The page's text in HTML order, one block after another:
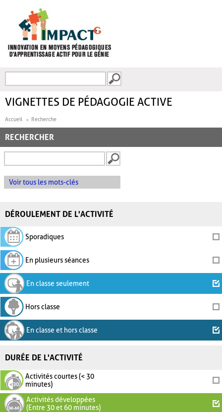
FORMULAIRE DE
VIGNETTES DE PÉDAGOGIE ACTIVE
Accueil Recherche
RECHERCHER
Voir tous les mots-clés
DÉROULEMENT DE L'ACTIVITÉ
Sporadiques
En plusieurs séances
En classe seulement
Hors classe
En classe et hors classe
DURÉE DE L'ACTIVITÉ
Activités courtes (< 30
minutes)
Activités développées
(Entre 30 et 60 minutes)